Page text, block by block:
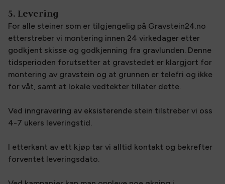
5. Levering
For alle steiner som er tilgjengelig på Gravstein24.no
etterstreber vi montering innen 24 virkedager etter
godkjent skisse og godkjenning fra gravlunden. Denne
tidsperioden forutsetter at gravstedet er klargjort for
montering av gravstein og at grunnen er telefri og ikke
for våt, samt at lokale vedtekter tillater dette.
Ved inngravering av eksisterende stein tilstreber vi oss
4-7 ukers leveringstid.
I etterkant av ett kjøp tar vi alltid kontakt og bekrefter
forventet leveringsdato.